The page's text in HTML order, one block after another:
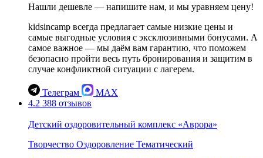
Нашли дешевле — напишите нам, и мы уравняем цену!
kidsincamp всегда предлагает самые низкие цены и
самые выгодные условия с эксклюзивными бонусами. А
самое важное — мы даём вам гарантию, что поможем
безопасно пройти весь путь бронирования и защитим в
случае конфликтной ситуации с лагерем.
Телеграм
MAX
4.2 388 отзывов
Детский оздоровительный комплекс «Аврора»
Творчество Оздоровление Тематический